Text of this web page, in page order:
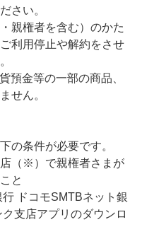
さい。
親権者を含む）のかた
利用停止や解約をさせ
預金等の一部の商品、
せん。
の条件が必要です。
（※）で親権者さまが
と
ドコモSMTBネット銀
支店アプリのダウンロ